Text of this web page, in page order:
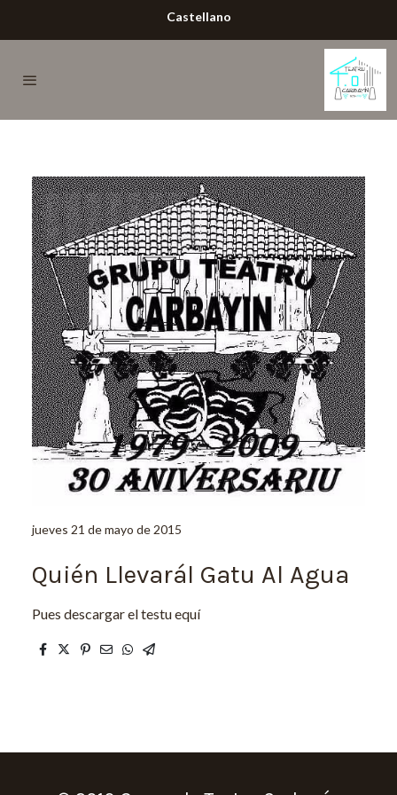
Castellano
jueves 21 de mayo de 2015
Quién Llevarál Gatu Al Agua
Pues descargar el testu equí